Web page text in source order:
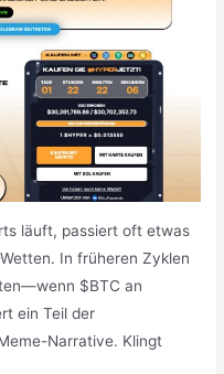
läuft, passiert oft etwas
In früheren Zyklen
$BTC an
ein Teil der
Narrative. Klingt